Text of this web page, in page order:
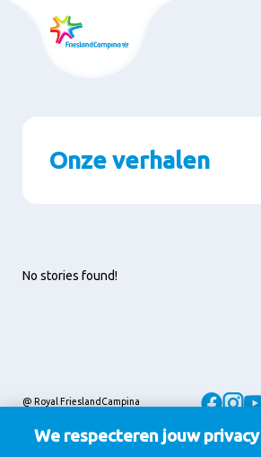
Onze verhalen
No stories found!
@ Royal FrieslandCampina
Corporate Site
We respecteren jouw privacy